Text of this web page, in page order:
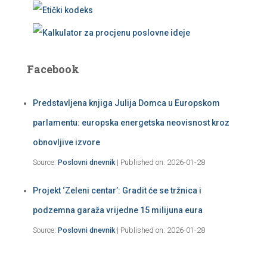
Facebook
Predstavljena knjiga Julija Domca u Europskom
parlamentu: europska energetska neovisnost kroz
obnovljive izvore
Source: Poslovni dnevnik Published on: 2026-01-28
Projekt ‘Zeleni centar’: Gradit će se tržnica i
podzemna garaža vrijedne 15 milijuna eura
Source: Poslovni dnevnik Published on: 2026-01-28